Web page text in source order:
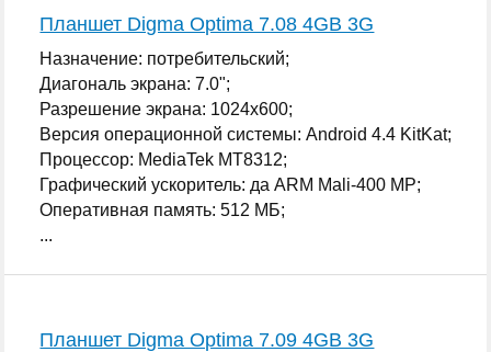
Планшет Digma Optima 7.08 4GB 3G
Назначение: потребительский;
Диагональ экрана: 7.0";
Разрешение экрана: 1024x600;
Версия операционной системы: Android 4.4 KitKat;
Процессор: MediaTek MT8312;
Графический ускоритель: да ARM Mali-400 MP;
Оперативная память: 512 МБ;
...
Планшет Digma Optima 7.09 4GB 3G